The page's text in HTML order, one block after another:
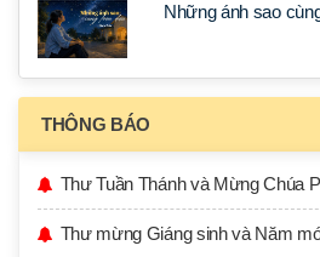
Những ánh sao
THÔNG BÁO
Thư Tuần Thánh và Mừng Chúa
Thư mừng Giáng sinh và Năm